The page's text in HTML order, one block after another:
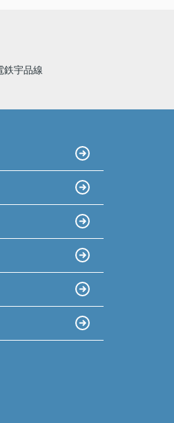
鉄宇品線